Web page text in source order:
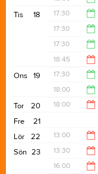
19:00
19:30
18
Tis 17:30
18:00
17:30
19:00
17:30
18:20
18:45
20:45
19
Ons 17:30
19:00
18:00
20
Tor 18:00
20:00
21
Fre
22
Lör 13:00
15:00
23
Sön 13:30
16:00